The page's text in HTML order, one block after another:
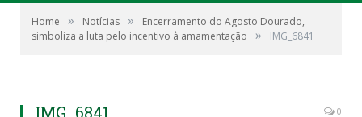
Home » Notícias »
Encerramento do Agosto Dourado,
simboliza a luta pelo incentivo à amamentação
» IMG_6841
IMG_6841 0